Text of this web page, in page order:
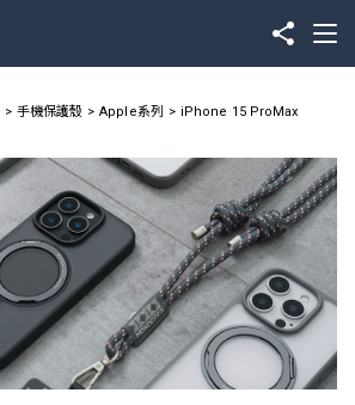
手機保護殼 Apple系列 iPhone 15 ProMax